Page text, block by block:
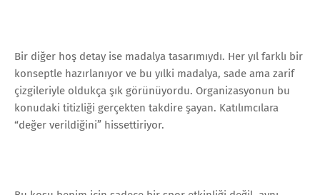
Bir diğer hoş detay ise madalya tasarımıydı. Her yıl farklı bir
konseptle hazırlanıyor ve bu yılki madalya, sade ama zarif
çizgileriyle oldukça şık görünüyordu. Organizasyonun bu
konudaki titizliği gerçekten takdire şayan. Katılımcılara
“değer verildiğini” hissettiriyor.